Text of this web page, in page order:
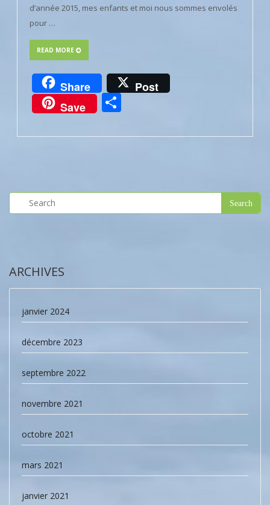
d’année 2015, mes enfants et moi nous sommes envolés
pour …
READ MORE
Share
Post
Save
ARCHIVES
janvier 2024
décembre 2023
septembre 2022
novembre 2021
octobre 2021
mars 2021
janvier 2021